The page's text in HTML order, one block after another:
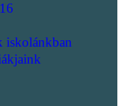
iskolánkban